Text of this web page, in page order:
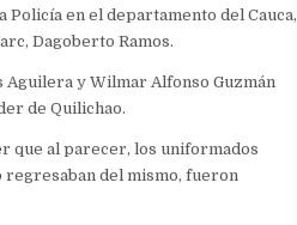
DOS
PATRULLEROS
ASESINADOS
EN
LA
PANAMERICANA
en el departamento del Cauca,
Dagoberto Ramos.
y Wilmar Alfonso Guzmán
de Quilichao.
que al parecer, los uniformados
del mismo, fueron